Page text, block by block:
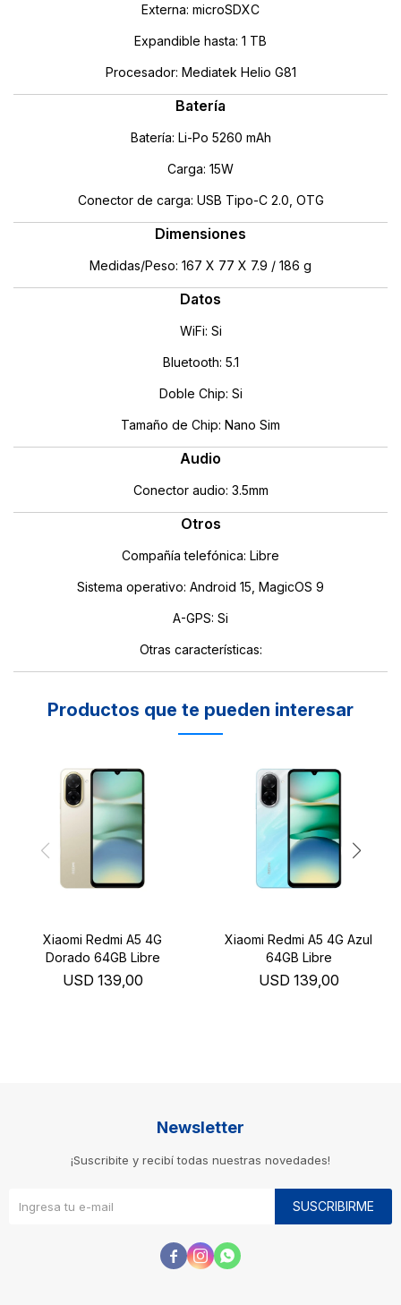
Externa: microSDXC
Expandible hasta: 1 TB
Procesador: Mediatek Helio G81
Batería
Batería: Li-Po 5260 mAh
Carga: 15W
Conector de carga: USB Tipo-C 2.0, OTG
Dimensiones
Medidas/Peso: 167 X 77 X 7.9 / 186 g
Datos
WiFi: Si
Bluetooth: 5.1
Doble Chip: Si
Tamaño de Chip: Nano Sim
Audio
Conector audio: 3.5mm
Otros
Compañía telefónica: Libre
Sistema operativo: Android 15, MagicOS 9
A-GPS: Si
Otras características:
Productos que te pueden interesar
Xiaomi Redmi A5 4G
Dorado 64GB Libre
USD 139,00
Xiaomi Redmi A5 4G Azul
64GB Libre
USD 139,00
Newsletter
¡Suscribite y recibí todas nuestras novedades!
SUSCRIBIRME
  